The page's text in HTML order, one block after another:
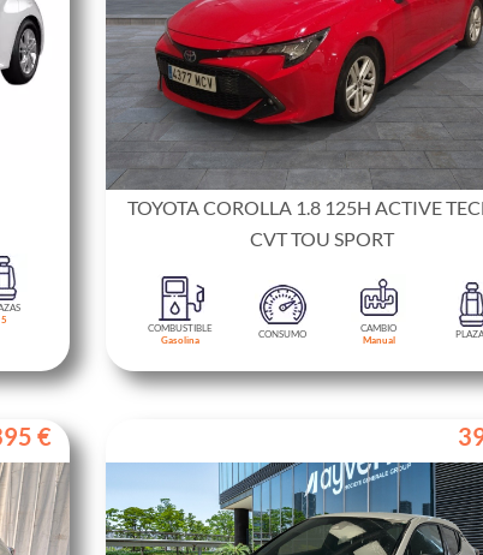
5
TOYOTA COROLLA 1.8 125H ACTIVE
CVT TOU SPORT
COMBUSTIBLE
Gasolina
CONSUMO
CAMBIO
Manual
€